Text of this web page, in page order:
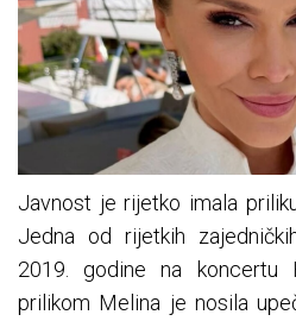
Javnost je rijetko imala
Jedna od rijetkih
2019. godine na koncertu
prilikom Melina je nosila